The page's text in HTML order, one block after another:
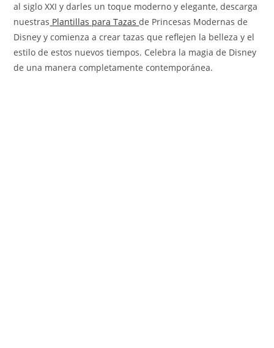
al siglo XXI y darles un toque moderno y elegante, descarga
nuestras Plantillas para Tazasde Princesas Modernas de
Disney y comienza a crear tazas que reflejen la belleza y el
estilo de estos nuevos tiempos. Celebra la magia de Disney
de una manera completamente contemporánea.